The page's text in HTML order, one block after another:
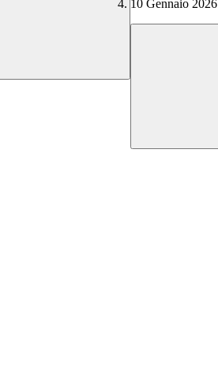
10 Gennaio 2026